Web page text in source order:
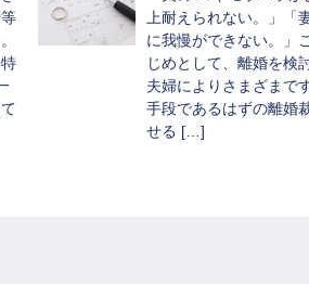
上耐えられない。」「
に我慢ができない。」
じめとして、離婚を検
夫婦によりさまざまで
手段であるはずの離婚
せる […]